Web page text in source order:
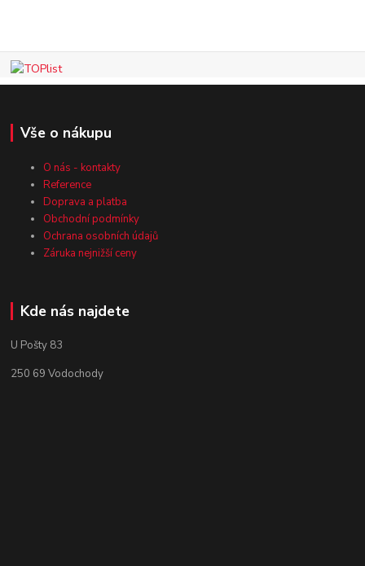
Vše o nákupu
O nás - kontakty
Reference
Doprava a platba
Obchodní podmínky
Ochrana osobních údajů
Záruka nejnižší ceny
Kde nás najdete
U Pošty 83
250 69 Vodochody